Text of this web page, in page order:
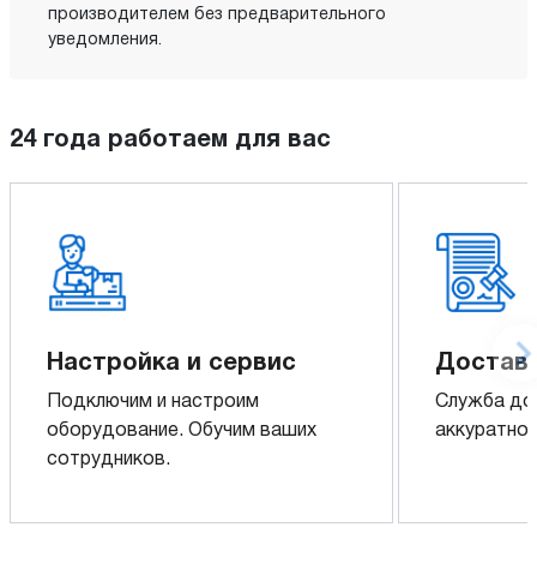
производителем без предварительного
уведомления.
24 года работаем для вас
Настройка и сервис
Подключим и настроим
оборудование. Обучим ваших
сотрудников.
Служба
аккуратно